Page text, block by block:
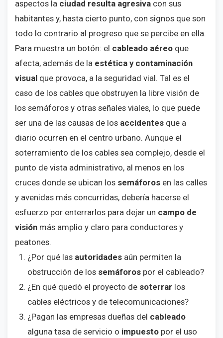
aspectos la ciudad resulta agresiva con sus
habitantes y, hasta cierto punto, con signos que son
todo lo contrario al progreso que se percibe en ella.
Para muestra un botón: el cableado aéreo que
afecta, además de la estética y contaminación
visual que provoca, a la seguridad vial. Tal es el
caso de los cables que obstruyen la libre visión de
los semáforos y otras señales viales, lo que puede
ser una de las causas de los accidentes que a
diario ocurren en el centro urbano. Aunque el
soterramiento de los cables sea complejo, desde el
punto de vista administrativo, al menos en los
cruces donde se ubican los semáforos en las calles
y avenidas más concurridas, debería hacerse el
esfuerzo por enterrarlos para dejar un campo de
visión más amplio y claro para conductores y
peatones.
¿Por qué las autoridades aún permiten la
obstrucción de los semáforos por el cableado?
¿En qué quedó el proyecto de soterrar los
cables eléctricos y de telecomunicaciones?
¿Pagan las empresas dueñas del cableado
alguna tasa de servicio o impuesto por el uso